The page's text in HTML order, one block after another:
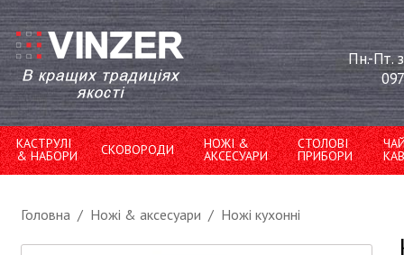
Пн.-Пт.
КАСТРУЛІ
& НАБОРИ СКОВОРОДИ НОЖІ &
АКСЕСУАРИ
СТОЛОВІ
ПРИБОРИ
Головна / Ножі & аксесуари / Ножі кухонні